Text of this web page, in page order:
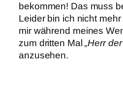
bekommen! Das muss
Leider bin ich nicht
mir während meines
zum dritten Mal„Herr
anzusehen.